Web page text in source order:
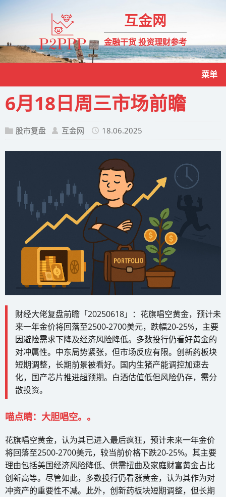
互金网
金融干货 投资理财参考
菜单
6月18日周三市场前瞻
股市复盘 互金网 18.06.2025
财经大佬复盘前瞻「20250618」：花旗唱空黄金，预计未
来一年金价将回落至2500-2700美元，跌幅20-25%，主要
因避险需求下降及经济风险降低。多数投行仍看好黄金的
对冲属性。中东局势紧张，但市场反应有限。创新药板块
短期调整，长期前景被看好。国内生猪产能调控加速去
化，国产芯片推进超预期。白酒估值低但风险仍存，需分
散投资。
喵点睛：大胆唱空。。
花旗唱空黄金，认为其已进入最后疯狂，预计未来一年金价
将回落至2500-2700美元，较当前价格下跌20-25%。其主要
理由包括美国经济风险降低、供需扭曲及家庭财富黄金占比
创新高等。尽管如此，多数投行仍看涨黄金，认为其作为对
冲资产的重要性不减。此外，创新药板块短期调整，但长期